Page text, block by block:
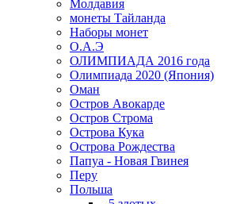
Молдавия
монеты Тайланда
Наборы монет
О.А.Э
ОЛИМПИАДА 2016 года
Олимпиада 2020 (Япония)
Оман
Остров Авокарде
Остров Строма
Острова Кука
Острова Рождества
Папуа - Новая Гвинея
Перу
Польша